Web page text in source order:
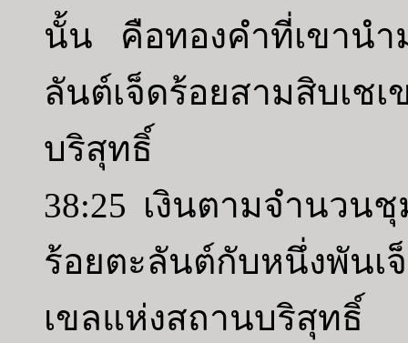
นั้น คือทองคำที่เขานำ
ลันต์เจ็ดร้อยสามสิบ
บริสุทธิ์
38:25 เงินตามจำนวน
ร้อยตะลันต์กับหนึ่งพันเ
เขลแห่งสถานบริสุทธิ์